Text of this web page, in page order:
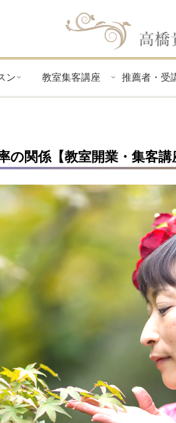
ン 教室集客講座 推薦者・受
の関係【教室開業・集客講